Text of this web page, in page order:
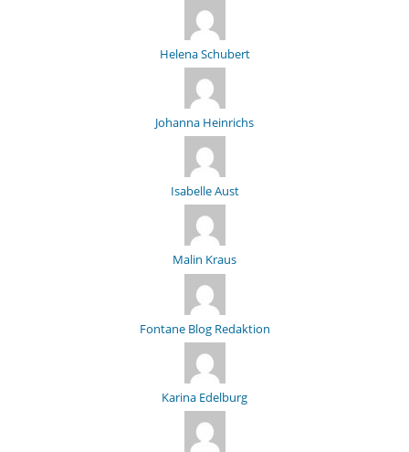
Helena Schubert
Johanna Heinrichs
Isabelle Aust
Malin Kraus
Fontane Blog Redaktion
Karina Edelburg